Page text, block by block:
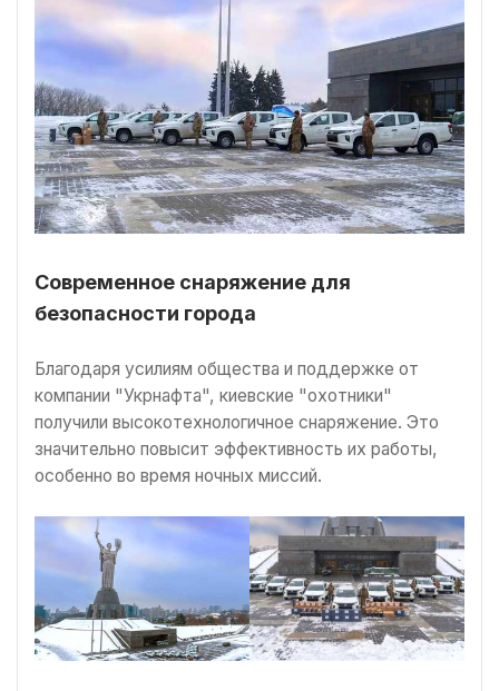
Современное снаряжение для
безопасности города
Благодаря усилиям общества и поддержке от
компании "Укрнафта", киевские "охотники"
получили высокотехнологичное снаряжение. Это
значительно повысит эффективность их работы,
особенно во время ночных миссий.